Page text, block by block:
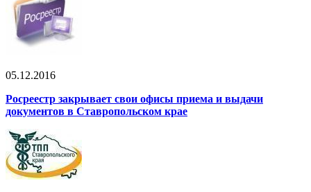
05.12.2016
Росреестр закрывает свои офисы приема и выдачи
документов в Ставропольском крае